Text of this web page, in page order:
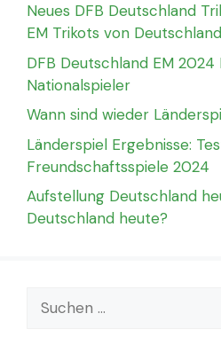
Neues DFB Deutschland
EM Trikots von Deutschland
DFB Deutschland EM
Nationalspieler
Wann sind wieder
Länderspiel Ergebnisse:
Freundschaftsspiele 2024
Aufstellung Deutschland
Deutschland heute?
Suchen
nach: